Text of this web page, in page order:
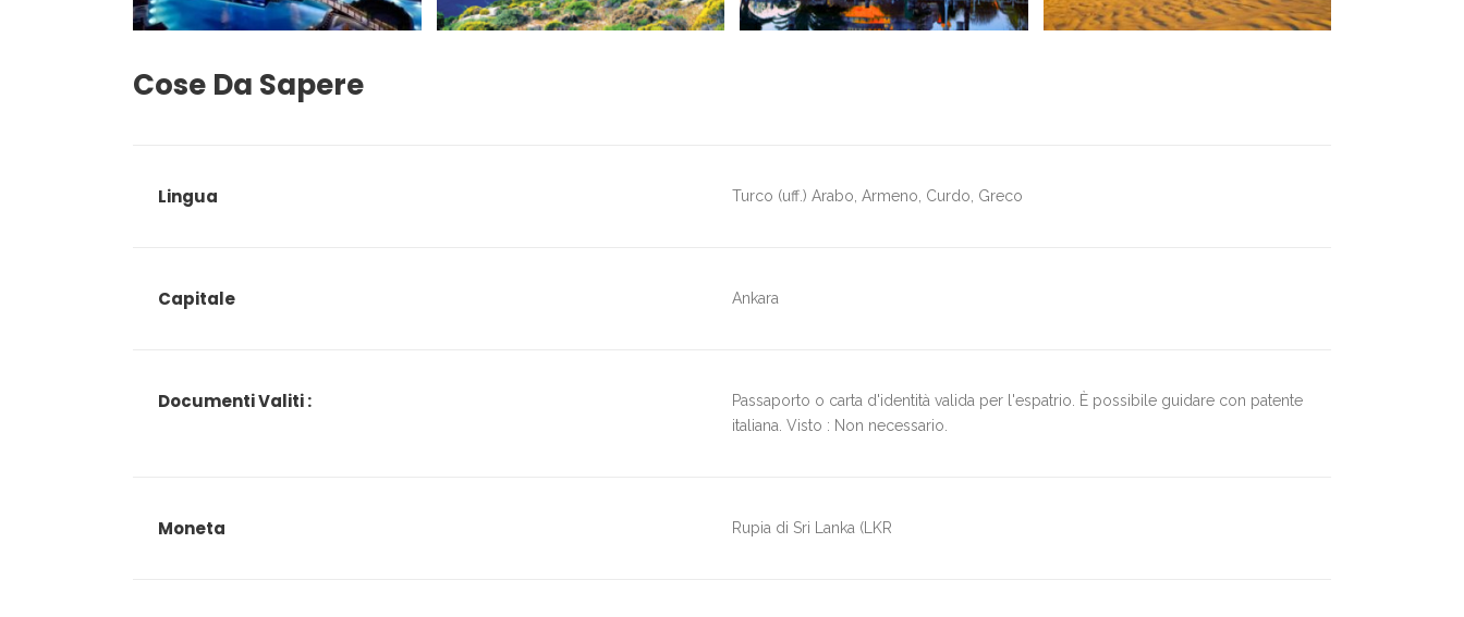
Cose Da Sapere
Lingua Turco (uff.) Arabo, Armeno, Curdo, Greco
Capitale Ankara
Documenti Valiti :
Passaporto o carta d'identità valida per l'espatrio. È possibile guidare con patente
italiana. Visto : Non necessario.
Moneta Rupia di Sri Lanka (LKR